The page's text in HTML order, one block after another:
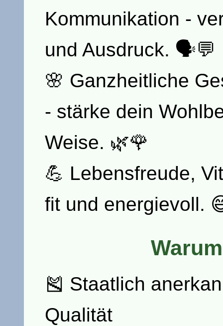
Kommunikation -
und Ausdruck. 🗣💬
🌸 Ganzheitliche
- stärke dein
Weise. 🌿🌹
💪 Lebensfreude,
fit und energievoll.
🎽 Staatlich
Qualität